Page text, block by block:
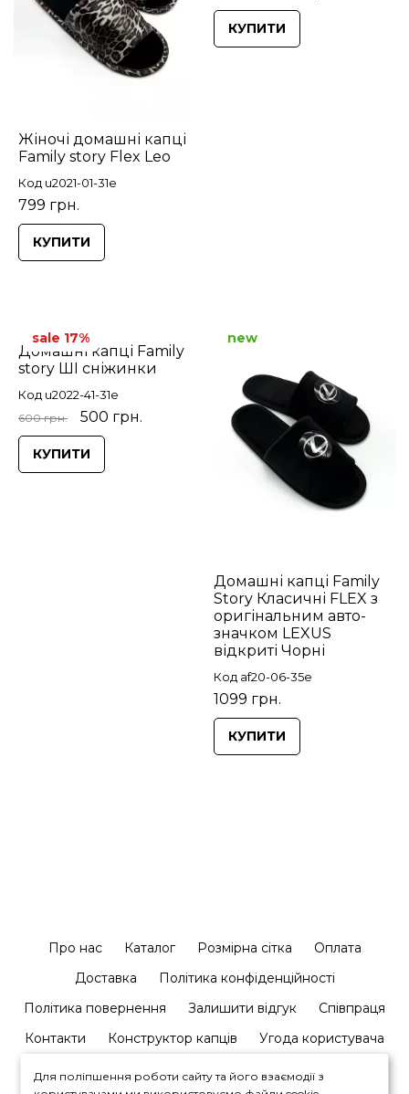
Жіночі домашні капці
Family story Flex Leo
Код u2021-01-31e
799 грн.
КУПИТИ
КУПИТИ
Домашні капці Family
story ШІ сніжинки
Код u2022-41-31e
600 грн. 500 грн.
sale 17%
КУПИТИ
Домашні капці Family
Story Класичні FLEX з
оригінальним авто-
значком LEXUS
відкриті Чорні
Код af20-06-35e
1099 грн.
new
КУПИТИ
Про нас Каталог Розмірна сітка
Оплата
Доставка
Політика конфіденційності
Політика повернення
Залишити відгук
Співпраця
Контакти
Конструктор капців Угода користувача
Для поліпшення роботи сайту та його взаємодії з